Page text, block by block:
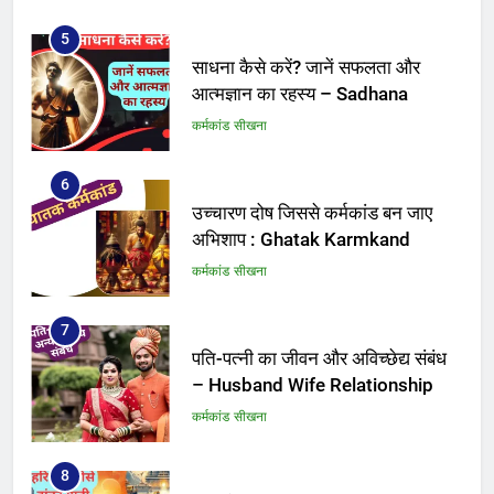
5
साधना कैसे करें? जानें सफलता और
आत्मज्ञान का रहस्य – Sadhana
कर्मकांड सीखना
6
उच्चारण दोष जिससे कर्मकांड बन जाए
अभिशाप : Ghatak Karmkand
कर्मकांड सीखना
7
पति-पत्नी का जीवन और अविच्छेद्य संबंध
– Husband Wife Relationship
कर्मकांड सीखना
8